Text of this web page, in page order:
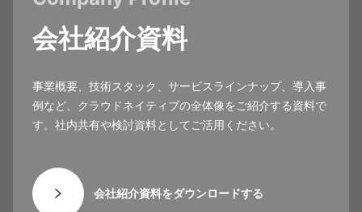
会社紹介資料
事業概要、技術スタック、サービスラインナップ、導入事
例など、クラウドネイティブの全体像をご紹介する資料で
す。社内共有や検討資料としてご活用ください。
会社紹介資料をダウンロードする